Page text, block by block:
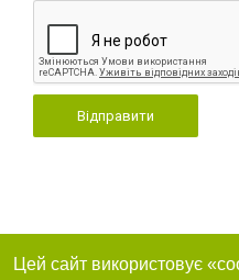
Відправити
Цей сайт використовує